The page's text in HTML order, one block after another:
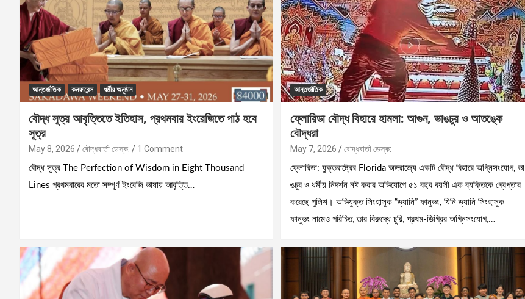
আন্তর্জাতিক কনফারেন্স ধর্মীয় অনুষ্ঠান
বৌদ্ধ সূত্র আবৃত্তিতে ইতিহাস, প্রথমবার ইংরেজিতে পাঠ হবে
সূত্র
May 8, 2026 বৌদ্ধবার্তা ডেস্ক: 1 Comment
বৌদ্ধ সূত্র The Perfection of Wisdom in Eight Thousand
Lines প্রথমবারের মতো সম্পূর্ণ ইংরেজি ভাষায় আবৃত্তি…
আন্তর্জাতিক
ফ্লোরিডা বৌদ্ধ বিহারে হামলা: আগুন, ভাঙচুর ও আতঙ্কে
বৌদ্ধরা
May 7, 2026 বৌদ্ধবার্তা ডেস্ক:
ফ্লোরিডা: যুক্তরাষ্ট্রের Florida অঙ্গরাজ্যে একটি বৌদ্ধ বিহারে অগ্নিসংযোগ, ভা
ঙচুর ও ধর্মীয় নিদর্শন নষ্ট করার অভিযোগে ৫১ বছর বয়সী এক ব্যক্তিকে গ্রেপ্তার
করেছে পুলিশ। অভিযুক্ত সিংহাসুক “ড্যানি” ফানুভং, যিনি ড্যানি সিংহাসুক
ফানুভং নামেও পরিচিত, তার বিরুদ্ধে চুরি, প্রথম-ডিগ্রির অগ্নিসংযোগ,…